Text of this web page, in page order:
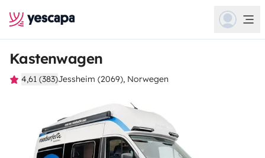
Kastenwagen
4,61 (383)Jessheim (2069), Norwegen